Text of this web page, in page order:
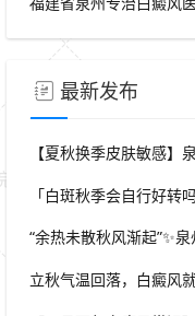
医院治白癜风皮肤健康医院
最新发布